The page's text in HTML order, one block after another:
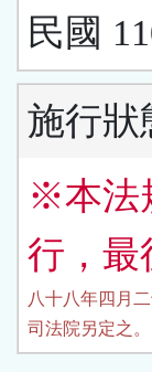
民國
施行狀
※本法
行，最
八十八年四月
司法院另定之。